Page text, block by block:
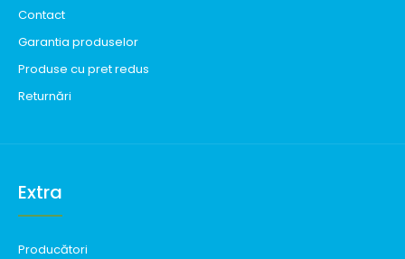
Contact
Garantia produselor
Produse cu pret redus
Returnări
Extra
Producători